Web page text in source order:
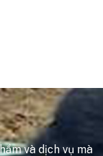
và dịch vụ mà